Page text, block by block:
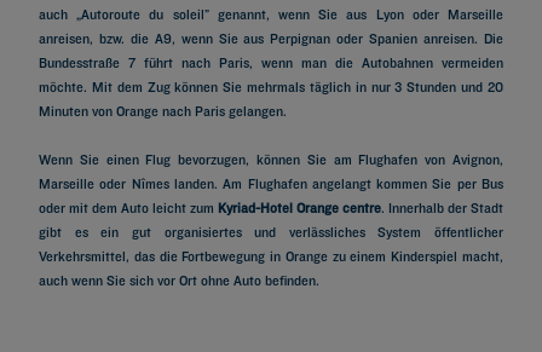
auch „Autoroute du soleil” genannt, wenn Sie aus Lyon oder Marseille
anreisen, bzw. die A9, wenn Sie aus Perpignan oder Spanien anreisen. Die
Bundesstraße 7 führt nach Paris, wenn man die Autobahnen vermeiden
möchte. Mit dem Zug können Sie mehrmals täglich in nur 3 Stunden und 20
Minuten von Orange nach Paris gelangen.
Wenn Sie einen Flug bevorzugen, können Sie am Flughafen von Avignon,
Marseille oder Nîmes landen. Am Flughafen angelangt kommen Sie per Bus
oder mit dem Auto leicht zum Kyriad-Hotel Orange centre. Innerhalb der Stadt
gibt es ein gut organisiertes und verlässliches System öffentlicher
Verkehrsmittel, das die Fortbewegung in Orange zu einem Kinderspiel macht,
auch wenn Sie sich vor Ort ohne Auto befinden.
Hotels in Paris
Hotels in Marseille